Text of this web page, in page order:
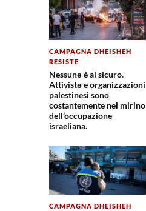
CAMPAGNA DHEISHEH
RESISTE
Nessunə è al sicuro.
Attivistə e organizzazioni
palestinesi sono
costantemente nel mirino
dell’occupazione
israeliana.
CAMPAGNA DHEISHEH